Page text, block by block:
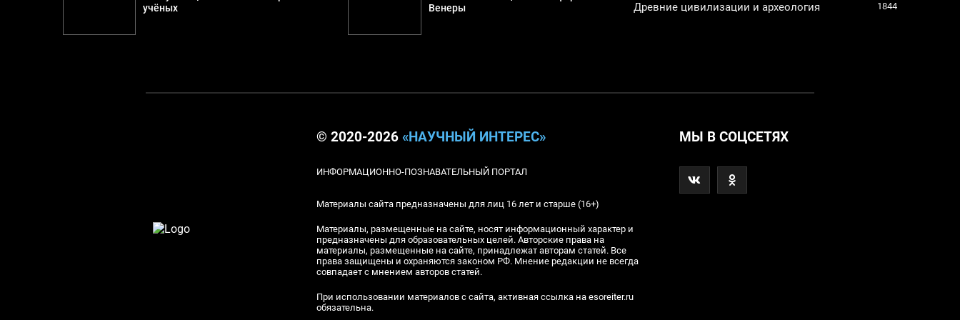
учёных
Венеры
Древние цивилизации и археология 1844
© 2020-2026 «НАУЧНЫЙ ИНТЕРЕС»
ИНФОРМАЦИОННО-ПОЗНАВАТЕЛЬНЫЙ ПОРТАЛ
Материалы сайта предназначены для лиц 16 лет и старше (16+)
Материалы, размещенные на сайте, носят информационный характер и
предназначены для образовательных целей. Авторские права на
материалы, размещенные на сайте, принадлежат авторам статей. Все
права защищены и охраняются законом РФ. Мнение редакции не всегда
совпадает с мнением авторов статей.
При использовании материалов с сайта, активная ссылка на esoreiter.ru
обязательна.
МЫ В СОЦСЕТЯХ